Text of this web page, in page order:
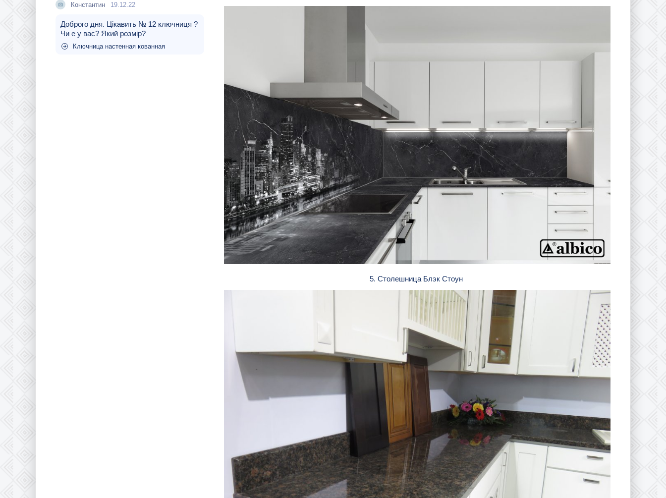
Константин 19.12.22
Доброго дня. Цікавить № 12 ключниця ?
Чи е у вас? Який розмір?
Ключница настенная кованная
5. Столешница Блэк Стоун